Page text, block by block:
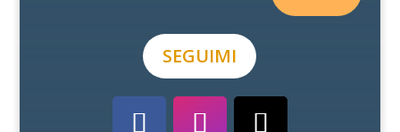
SEGUIMI